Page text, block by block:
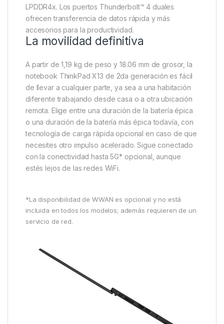
LPDDR4x. Los puertos Thunderbolt™ 4 duales
ofrecen transferencia de datos rápida y más
accesorios para la productividad.
La movilidad definitiva
A partir de 1,19 kg de peso y 18.06 mm de grosor, la
notebook ThinkPad X13 de 2da generación es fácil
de llevar a cualquier parte, ya sea a una habitación
diferente trabajando desde casa o a otra ubicación
remota. Elige entre una duración de la batería épica
o una duración de la batería más épica todavía, con
tecnología de carga rápida opcional en caso de que
necesites otro impulso acelerado. Sigue conectado
con la conectividad hasta 5G* opcional, aunque
estés lejos de las redes WiFi.
*La disponibilidad de WWAN es opcional y no está
incluida en todos los modelos; además requieren de un
servicio de red.